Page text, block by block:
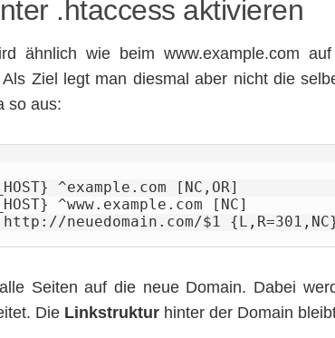
.htaccess aktivieren
ähnlich wie beim www.example.com
Ziel legt man diesmal aber nicht die
so aus:
^example.com [NC,OR]
^www.example.com [NC]
neuedomain.com/$1
Seiten auf die neue Domain. Dabei
Die Linkstruktur hinter der Domain